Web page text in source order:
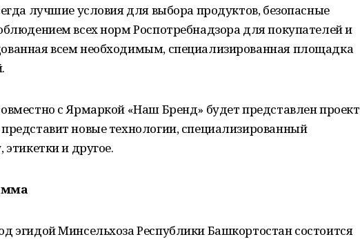
лучшие условия для выбора продуктов, безопасные
всех норм Роспотребнадзора для покупателей и
всем необходимым, специализированная площадка
с Ярмаркой «Наш Бренд» будет представлен проект
новые технологии, специализированный
этикетки и другое.
эгидой Минсельхоза Республики Башкортостан состоится